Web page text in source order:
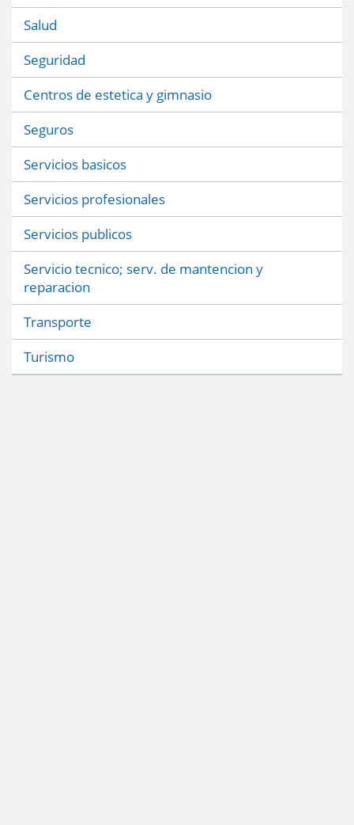
Salud
Seguridad
Centros de estetica y gimnasio
Seguros
Servicios basicos
Servicios profesionales
Servicios publicos
Servicio tecnico; serv. de mantencion y
reparacion
Transporte
Turismo